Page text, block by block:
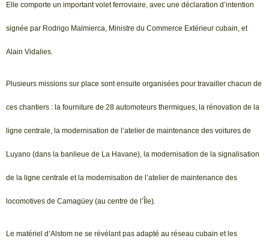
Elle comporte un important volet ferroviaire, avec une déclaration d’intention
signée par Rodrigo Malmierca, Ministre du Commerce Extérieur cubain, et
Alain Vidalies.
Plusieurs missions sur place sont ensuite organisées pour travailler chacun de
ces chantiers : la fourniture de 28 automoteurs thermiques, la rénovation de la
ligne centrale, la modernisation de l’atelier de maintenance des voitures de
Luyano (dans la banlieue de La Havane), la modernisation de la signalisation
de la ligne centrale et la modernisation de l’atelier de maintenance des
locomotives de Camagüey (au centre de l’Île).
Le matériel d’Alstom ne se révélant pas adapté au réseau cubain et les